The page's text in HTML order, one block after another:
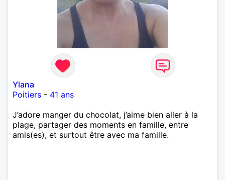
Ylana
Poitiers - 41 ans
J’adore manger du chocolat, j’aime bien aller à la
plage, partager des moments en famille, entre
amis(es), et surtout être avec ma famille.